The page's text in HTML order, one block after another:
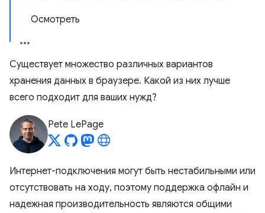
Осмотреть
Существует множество различных вариантов
хранения данных в браузере. Какой из них лучше
всего подходит для ваших нужд?
Pete LePage
Интернет-подключения могут быть нестабильными или
отсутствовать на ходу, поэтому поддержка офлайн и
надежная производительность являются общими